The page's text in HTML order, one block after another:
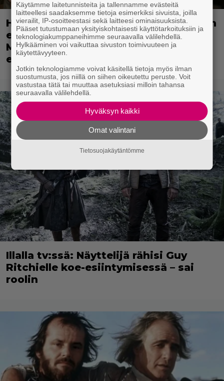
Huippuleffa suoratoistossa: DiCaprion
ensimmäinen päärooli – ja Tobey
Maguiren ensimmäinen
elokuvaesiintyminen
Illalla tv:ssä: Näyttelijä rähisi Guy
Ritchielle koe-esiintymisessä – sai
roolin
Käytämme laitetunnisteita ja tallennamme evästeitä
laitteellesi saadaksemme tietoja esimerkiksi sivuista, joilla
vierailit, IP-osoitteestasi sekä laitteesi ominaisuuksista.
Pääset tutustumaan yksityiskohtaisesti käyttötarkoituksiin ja
teknologiakumppaneihimme seuraavalla välilehdellä.
Hylkääminen voi vaikuttaa sivuston toimivuuteen ja
käytettävyyteen.
Jotkin teknologiamme voivat käsitellä tietoja myös ilman
suostumusta, jos niillä on siihen oikeutettu peruste. Voit
vastustaa tätä tai muuttaa asetuksiasi milloin tahansa
seuraavalla välilehdellä.
Hyväksyn kaikki
Omat valintani
Tietosuojakäytäntömme